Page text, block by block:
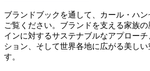
ブランドブックを通して、カール・ハ
ご覧ください。ブランドを支える家族
インに対するサステナブルなアプロー
ション、そして世界各地に広がる美しい
す。